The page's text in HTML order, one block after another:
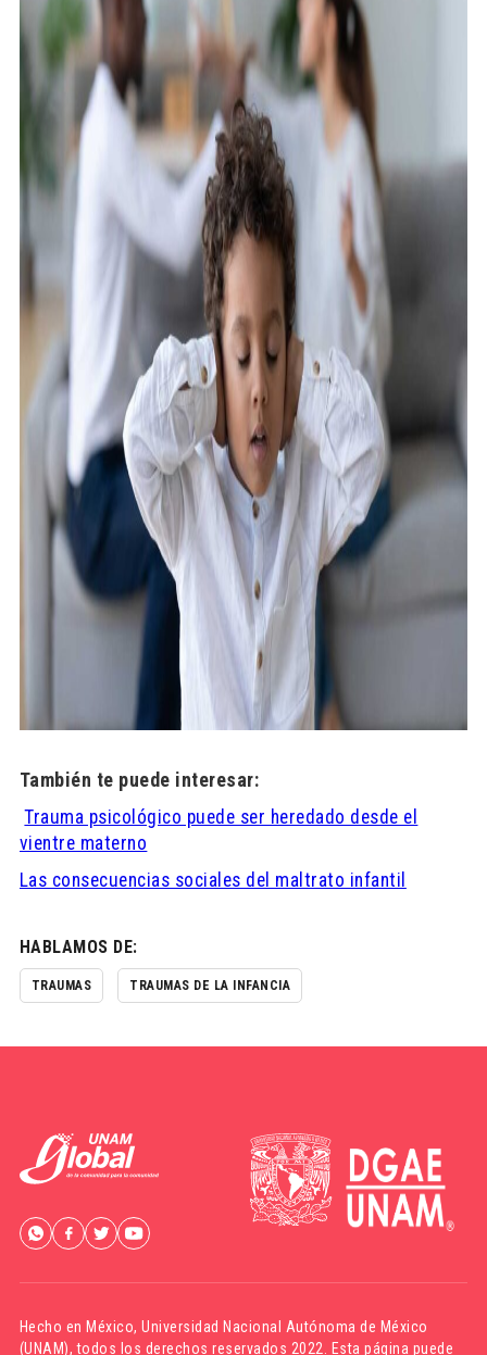
También te puede interesar:
Trauma psicológico puede ser heredado desde el
vientre materno
Las consecuencias sociales del maltrato infantil
HABLAMOS DE:
TRAUMAS TRAUMAS DE LA INFANCIA
Hecho en México,Universidad Nacional Autónoma de México
(UNAM), todos los derechos reservados 2022. Esta página puede